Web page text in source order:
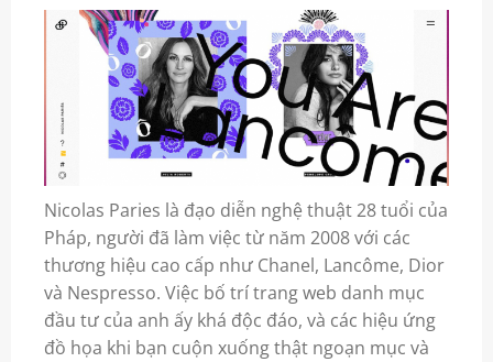
Nicolas Paries là đạo diễn nghệ thuật 28 tuổi của
Pháp, người đã làm việc từ năm 2008 với các
thương hiệu cao cấp như Chanel, Lancôme, Dior
và Nespresso. Việc bố trí trang web danh mục
đầu tư của anh ấy khá độc đáo, và các hiệu ứng
đồ họa khi bạn cuộn xuống thật ngoạn mục và